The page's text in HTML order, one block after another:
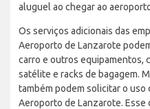
aluguel ao chegar ao
Os serviços adicionais das
Aeroporto de Lanzarote
carro e outros equipamentos,
satélite e racks de bagagem.
também podem solicitar o uso
Aeroporto de Lanzarote. Esse